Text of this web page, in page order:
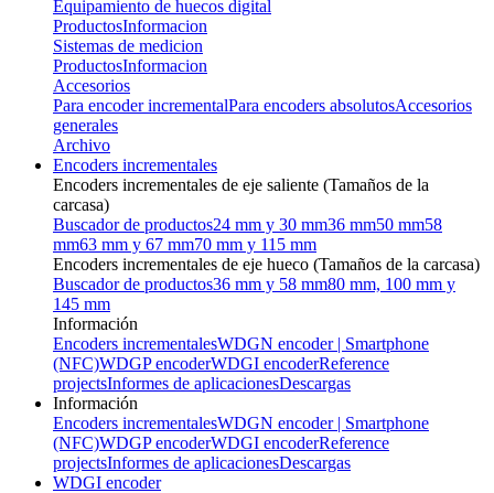
Equipamiento de huecos digital
ProductosInformacion
Sistemas de medicion
ProductosInformacion
Accesorios
Para encoder incrementalPara encoders absolutosAccesorios
generales
Archivo
Encoders incrementales
Encoders incrementales de eje saliente (Tamaños de la
carcasa)
Buscador de productos24 mm y 30 mm36 mm50 mm58
mm63 mm y 67 mm70 mm y 115 mm
Encoders incrementales de eje hueco (Tamaños de la carcasa)
Buscador de productos36 mm y 58 mm80 mm, 100 mm y
145 mm
Información
Encoders incrementalesWDGN encoder | Smartphone
(NFC)WDGP encoderWDGI encoderReference
projectsInformes de aplicacionesDescargas
Información
Encoders incrementalesWDGN encoder | Smartphone
(NFC)WDGP encoderWDGI encoderReference
projectsInformes de aplicacionesDescargas
WDGI encoder